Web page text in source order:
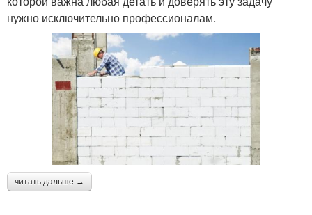
нужно исключительно профессионалам.
читать дальше →